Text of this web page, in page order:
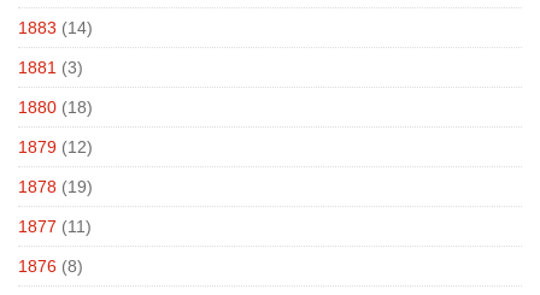
1883 (14)
1881 (3)
1880 (18)
1879 (12)
1878 (19)
1877 (11)
1876 (8)